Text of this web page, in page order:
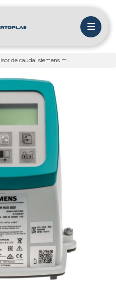
caudal siemens mag 5000 110-220 vac